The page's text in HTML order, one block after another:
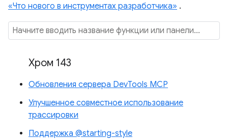
«Что нового в инструментах разработчика» .
Хром 143
Обновления сервера DevTools MCP
Улучшенное совместное использование
трассировки
Поддержка @starting-style